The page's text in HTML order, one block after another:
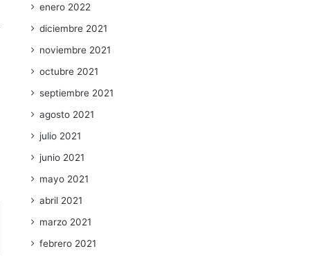
enero 2022
diciembre 2021
noviembre 2021
octubre 2021
septiembre 2021
agosto 2021
julio 2021
junio 2021
mayo 2021
abril 2021
marzo 2021
febrero 2021